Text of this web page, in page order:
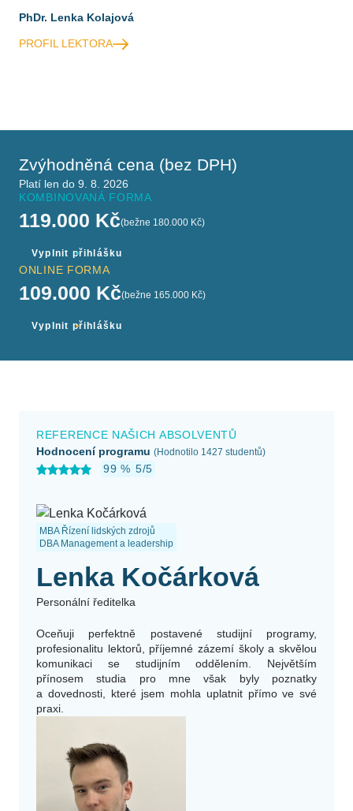
PhDr. Lenka Kolajová
PROFIL LEKTORA
Zvýhodněná cena (bez DPH)
Platí len do 9. 8. 2026
KOMBINOVANÁ FORMA
119.000 Kč(bežne 180.000 Kč)
Vyplnit přihlášku
ONLINE FORMA
109.000 Kč(bežne 165.000 Kč)
Vyplnit přihlášku
REFERENCE NAŠICH ABSOLVENTŮ
Hodnocení programu (Hodnotilo 1427 studentů)
99 % 5/5
MBA Řízení lidských zdrojů
DBA Management a leadership
Lenka Kočárková
Personální ředitelka
Oceňuji perfektně postavené studijní programy,
profesionalitu lektorů, příjemné zázemí školy a skvělou
komunikaci se studijním oddělením. Největším
přínosem studia pro mne však byly poznatky
a dovednosti, které jsem mohla uplatnit přímo ve své
praxi.